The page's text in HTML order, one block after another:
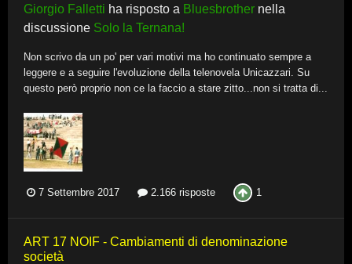
Giorgio Falletti ha risposto a Bluesbrother nella
discussione Solo la Ternana!
Non scrivo da un po' per vari motivi ma ho continuato sempre a
leggere e a seguire l'evoluzione della telenovela Unicazzari. Su
questo però proprio non ce la faccio a stare zitto...non si tratta di...
7 Settembre 2017 2.166 risposte 1
ART 17 NOIF - Cambiamenti di denominazione
società